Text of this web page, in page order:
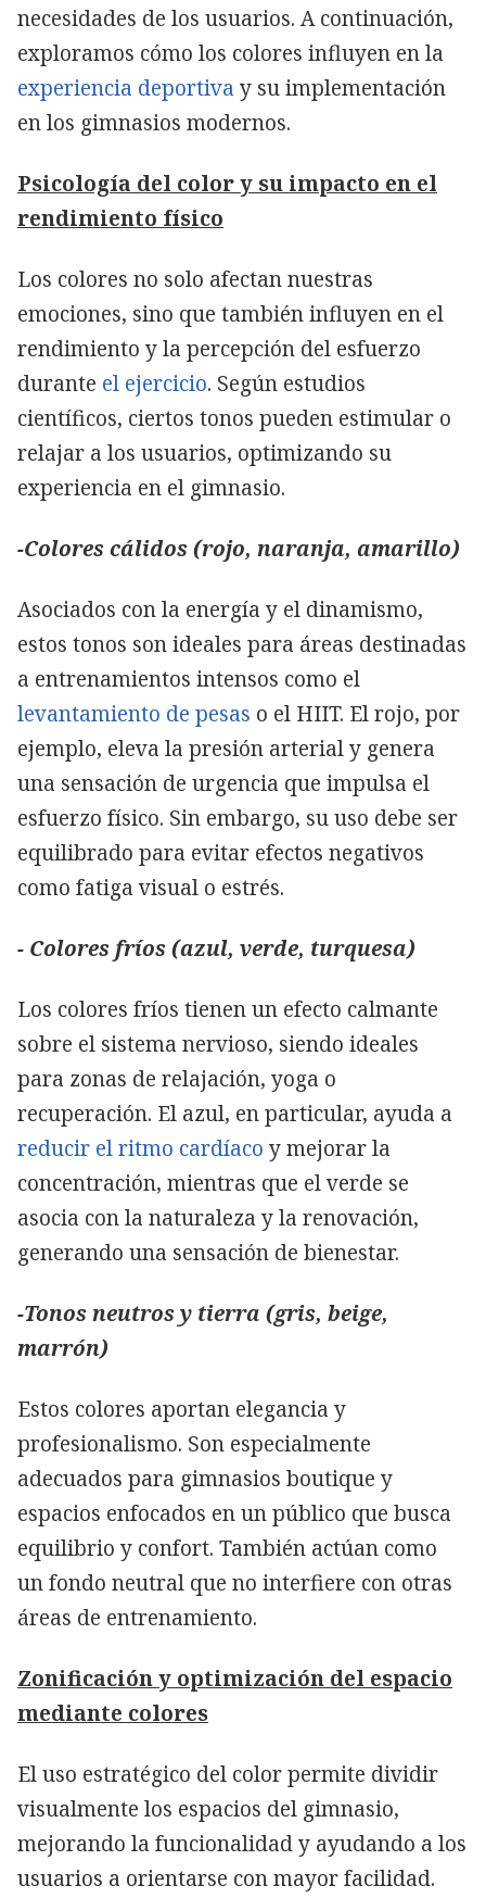
necesidades de los usuarios. A continuación,
exploramos cómo los colores influyen en la
experiencia deportiva y su implementación
en los gimnasios modernos.
Psicología del color y su impacto en el
rendimiento físico
Los colores no solo afectan nuestras
emociones, sino que también influyen en el
rendimiento y la percepción del esfuerzo
durante el ejercicio. Según estudios
científicos, ciertos tonos pueden estimular o
relajar a los usuarios, optimizando su
experiencia en el gimnasio.
-Colores cálidos (rojo, naranja, amarillo)
Asociados con la energía y el dinamismo,
estos tonos son ideales para áreas destinadas
a entrenamientos intensos como el
levantamiento de pesas o el HIIT. El rojo, por
ejemplo, eleva la presión arterial y genera
una sensación de urgencia que impulsa el
esfuerzo físico. Sin embargo, su uso debe ser
equilibrado para evitar efectos negativos
como fatiga visual o estrés.
- Colores fríos (azul, verde, turquesa)
Los colores fríos tienen un efecto calmante
sobre el sistema nervioso, siendo ideales
para zonas de relajación, yoga o
recuperación. El azul, en particular, ayuda a
reducir el ritmo cardíaco y mejorar la
concentración, mientras que el verde se
asocia con la naturaleza y la renovación,
generando una sensación de bienestar.
-Tonos neutros y tierra (gris, beige,
marrón)
Estos colores aportan elegancia y
profesionalismo. Son especialmente
adecuados para gimnasios boutique y
espacios enfocados en un público que busca
equilibrio y confort. También actúan como
un fondo neutral que no interfiere con otras
áreas de entrenamiento.
Zonificación y optimización del espacio
mediante colores
El uso estratégico del color permite dividir
visualmente los espacios del gimnasio,
mejorando la funcionalidad y ayudando a los
usuarios a orientarse con mayor facilidad.